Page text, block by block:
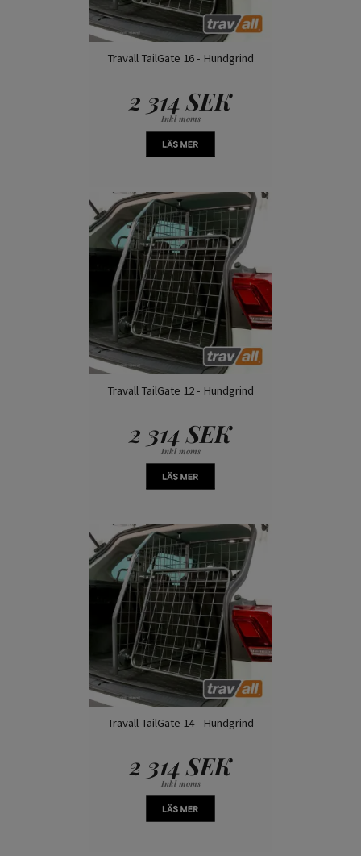
Travall TailGate 16 - Hundgrind
2 314 SEK
Inkl moms
Travall TailGate 12 - Hundgrind
2 314 SEK
Inkl moms
Travall TailGate 14 - Hundgrind
2 314 SEK
Inkl moms